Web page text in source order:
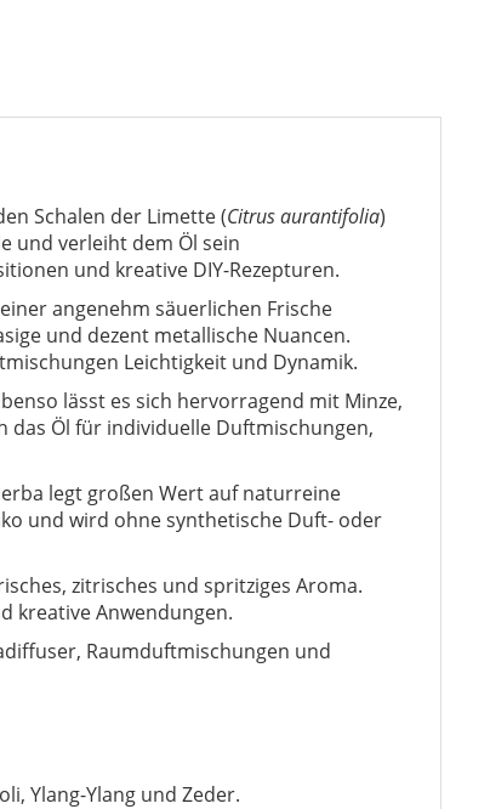
Schalen der Limette (Citrus aurantifolia)
und verleiht dem Öl sein
und kreative DIY-Rezepturen.
angenehm säuerlichen Frische
und dezent metallische Nuancen.
Leichtigkeit und Dynamik.
lässt es sich hervorragend mit Minze,
das Öl für individuelle Duftmischungen,
legt großen Wert auf naturreine
und wird ohne synthetische Duft- oder
zitrisches und spritziges Aroma.
kreative Anwendungen.
Raumduftmischungen und
Ylang-Ylang und Zeder.